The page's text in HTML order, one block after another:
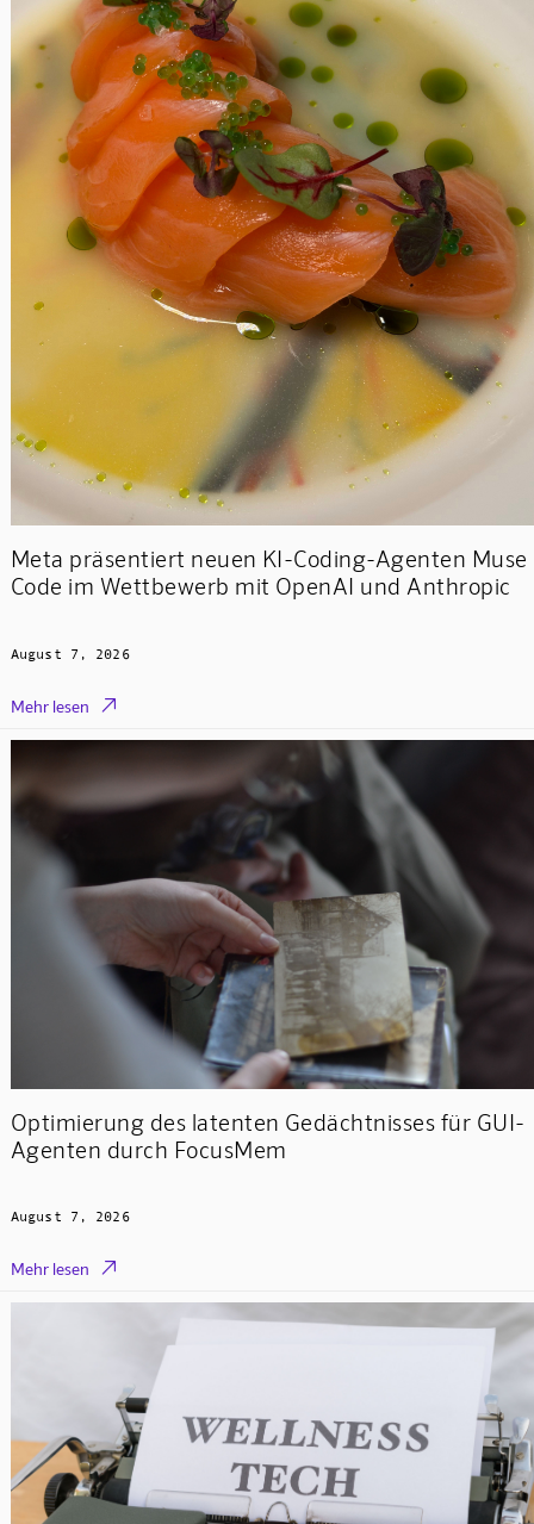
Meta präsentiert neuen KI-Coding-Agenten Muse
Code im Wettbewerb mit OpenAI und Anthropic
August 7, 2026
Mehr lesen 
Optimierung des latenten Gedächtnisses für GUI-
Agenten durch FocusMem
August 7, 2026
Mehr lesen 